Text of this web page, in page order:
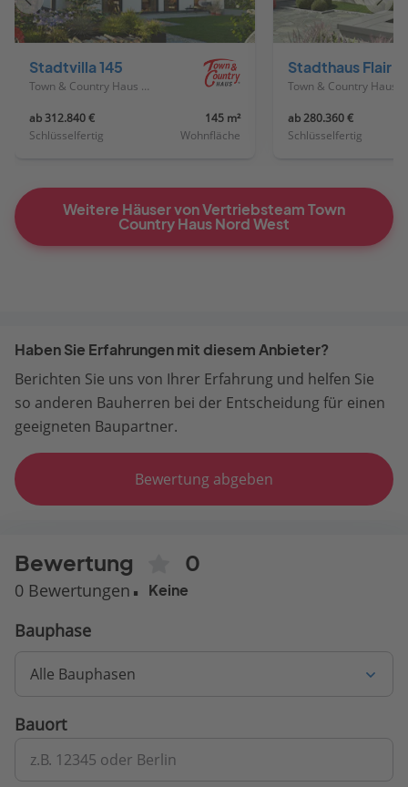
Stadtvilla 145
Town & Country Haus Deutschland
ab 312.840 €
Schlüsselfertig
145 m²
Wohnfläche
ab 280.360 €
Schlüsselfertig
Vorheriges
Haus
Haus
Weitere Häuser von Vertriebsteam Town
Country Haus Nord West
Haben Sie Erfahrungen mit diesem Anbieter?
Berichten Sie uns von Ihrer Erfahrung und helfen Sie
so anderen Bauherren bei der Entscheidung für einen
geeigneten Baupartner.
Bewertung abgeben
Bewertung 0
0 Bewertungen Keine
Bauphase
Alle Bauphasen
Bauort
z.B. 12345 oder Berlin